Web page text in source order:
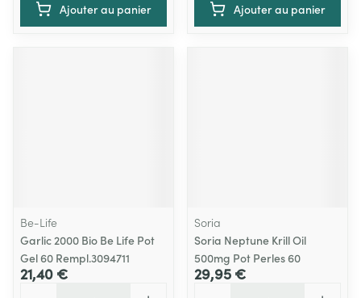
Ajouter au panier Ajouter au panier
Be-Life
Garlic 2000 Bio Be Life Pot
Gel 60 Rempl.3094711
21,40 €
Soria
Soria Neptune Krill Oil
500mg Pot Perles 60
29,95 €